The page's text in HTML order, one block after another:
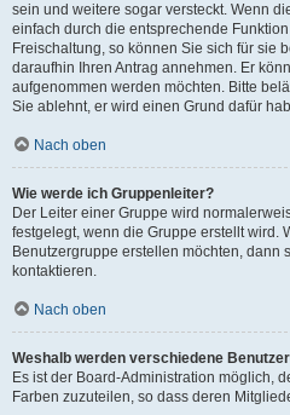
sein und weitere sogar versteckt. Wenn
einfach durch die entsprechende
Freischaltung, so können Sie sich für sie
daraufhin Ihren Antrag annehmen. Er
aufgenommen werden möchten. Bitte
Sie ablehnt, er wird einen Grund dafür
Nach oben
Wie werde ich Gruppenleiter?
Der Leiter einer Gruppe wird
festgelegt, wenn die Gruppe erstellt wird.
Benutzergruppe erstellen möchten, dann
kontaktieren.
Nach oben
Weshalb werden verschiedene
Es ist der Board-Administration möglich,
Farben zuzuteilen, so dass deren